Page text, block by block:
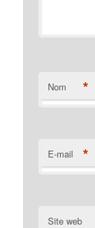
Nom *
E-mail *
Site web